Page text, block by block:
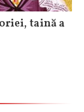
taină a